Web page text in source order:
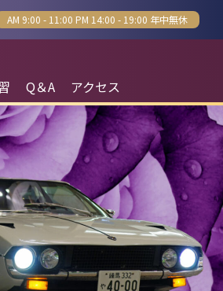
AM 9:00 - 11:00 PM 14:00 - 19:00 年中無休
Q＆A アクセス